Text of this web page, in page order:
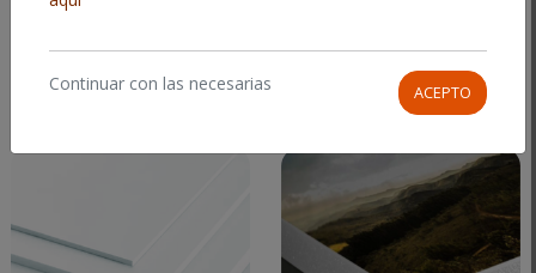
RÍGIDOS
ORDENAR POR
Continuar con las necesarias ACEPTO